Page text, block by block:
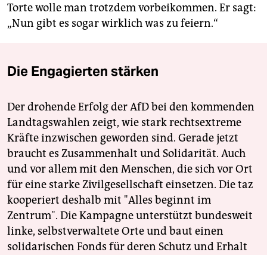
Torte wolle man trotzdem vorbeikommen. Er sagt:
„Nun gibt es sogar wirklich was zu feiern.“
Die Engagierten stärken
Der drohende Erfolg der AfD bei den kommenden
Landtagswahlen zeigt, wie stark rechtsextreme
Kräfte inzwischen geworden sind. Gerade jetzt
braucht es Zusammenhalt und Solidarität. Auch
und vor allem mit den Menschen, die sich vor Ort
für eine starke Zivilgesellschaft einsetzen. Die taz
kooperiert deshalb mit "Alles beginnt im
Zentrum". Die Kampagne unterstützt bundesweit
linke, selbstverwaltete Orte und baut einen
solidarischen Fonds für deren Schutz und Erhalt